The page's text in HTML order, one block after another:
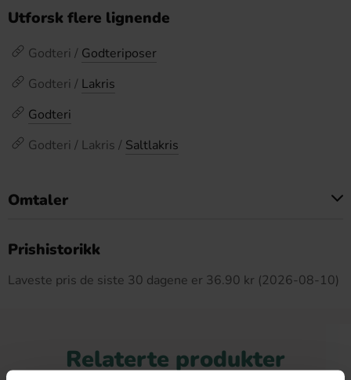
Utforsk flere lignende
Godteri / Godteriposer
Godteri / Lakris
Godteri
Godteri / Lakris / Saltlakris
Omtaler
Prishistorikk
Laveste pris de siste 30 dagene er 36.90 kr (2026-08-10)
Relaterte produkter